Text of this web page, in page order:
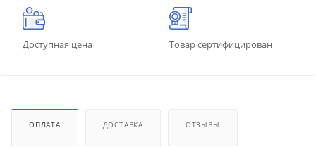
Доступная цена Товар сертифицирован
ОПЛАТА ДОСТАВКА ОТЗЫВЫ